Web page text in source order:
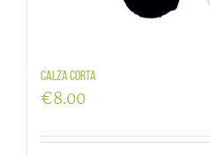
Calza corta
€8.00